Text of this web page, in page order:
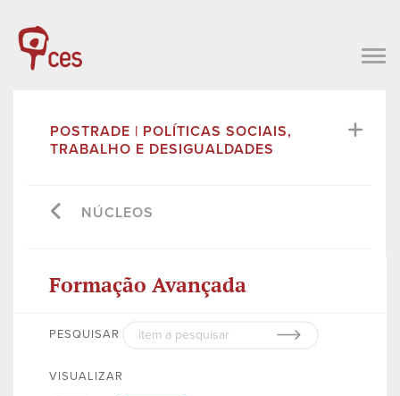
POSTRADE | POLÍTICAS SOCIAIS,
TRABALHO E DESIGUALDADES
NÚCLEOS
Formação Avançada
PESQUISAR
VISUALIZAR